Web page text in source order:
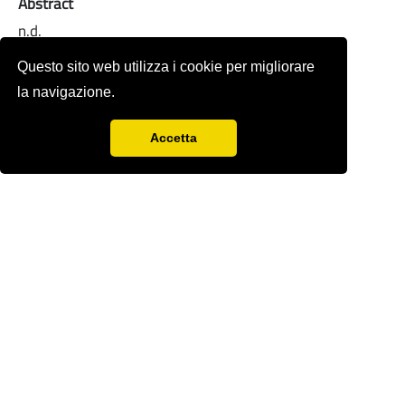
Questo sito web utilizza i cookie per migliorare
la navigazione.
Accetta
n.d.
Full-text